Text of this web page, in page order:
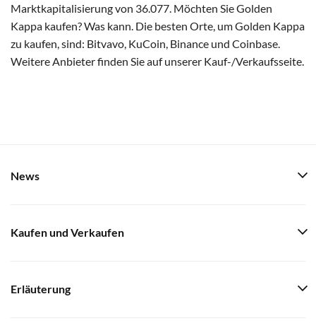
Marktkapitalisierung von 36.077. Möchten Sie Golden
Kappa kaufen? Was kann. Die besten Orte, um Golden Kappa
zu kaufen, sind: Bitvavo, KuCoin, Binance und Coinbase.
Weitere Anbieter finden Sie auf unserer Kauf-/Verkaufsseite.
News
Kaufen und Verkaufen
Erläuterung